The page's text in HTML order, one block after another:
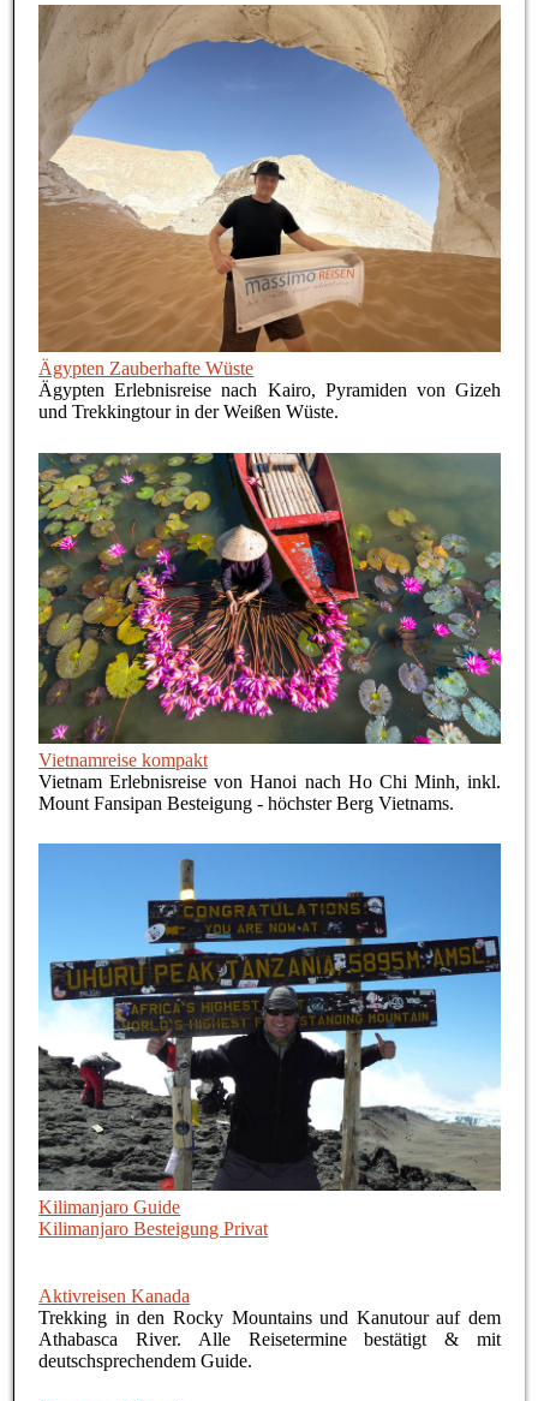
Ägypten Zauberhafte Wüste
Ägypten Erlebnisreise nach Kairo, Pyramiden von Gizeh
und Trekkingtour in der Weißen Wüste.
Vietnamreise kompakt
Vietnam Erlebnisreise von Hanoi nach Ho Chi Minh, inkl.
Mount Fansipan Besteigung - höchster Berg Vietnams.
Kilimanjaro Guide
Kilimanjaro Besteigung Privat
Aktivreisen Kanada
Trekking in den Rocky Mountains und Kanutour auf dem
Athabasca River. Alle Reisetermine bestätigt & mit
deutschsprechendem Guide.